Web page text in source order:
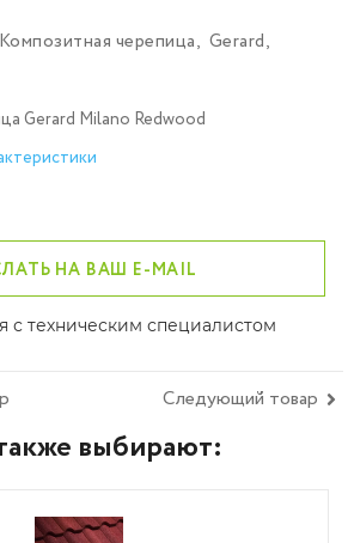
Композитная черепица, Gerard,
Gerard Milano Redwood
НА ВАШ E-MAIL
с техническим специалистом
Следующий товар
выбирают: